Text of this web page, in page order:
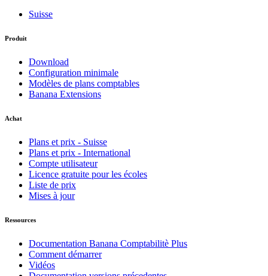
Suisse
Produit
Download
Configuration minimale
Modèles de plans comptables
Banana Extensions
Achat
Plans et prix - Suisse
Plans et prix - International
Compte utilisateur
Licence gratuite pour les écoles
Liste de prix
Mises à jour
Ressources
Documentation Banana Comptabilitè Plus
Comment démarrer
Vidéos